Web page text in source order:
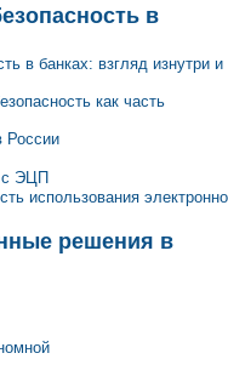
в
в банках: взгляд изнутри и
как часть
России
с ЭЦП
использования
решения в